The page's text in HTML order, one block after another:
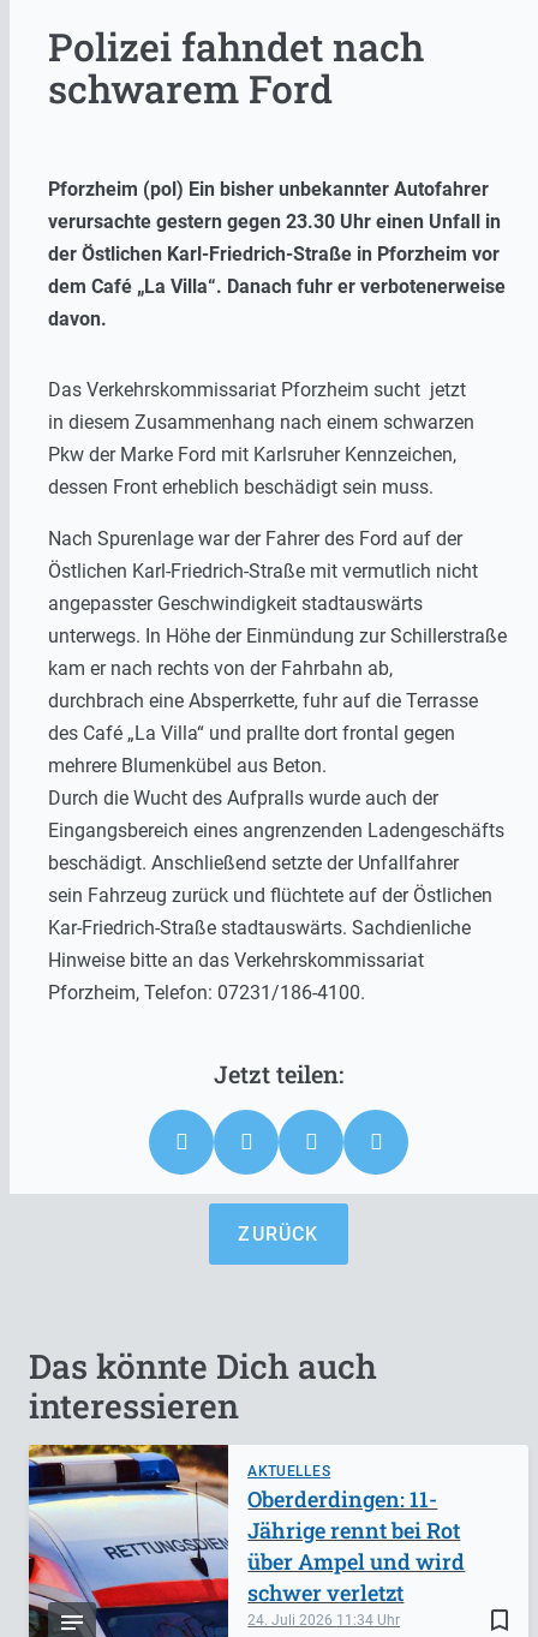
Polizei fahndet nach
schwarem Ford
Pforzheim (pol) Ein bisher unbekannter Autofahrer
verursachte gestern gegen 23.30 Uhr einen Unfall in
der Östlichen Karl-Friedrich-Straße in Pforzheim vor
dem Café „La Villa“. Danach fuhr er verbotenerweise
davon.
Das Verkehrskommissariat Pforzheim sucht jetzt
in diesem Zusammenhang nach einem schwarzen
Pkw der Marke Ford mit Karlsruher Kennzeichen,
dessen Front erheblich beschädigt sein muss.
Nach Spurenlage war der Fahrer des Ford auf der
Östlichen Karl-Friedrich-Straße mit vermutlich nicht
angepasster Geschwindigkeit stadtauswärts
unterwegs. In Höhe der Einmündung zur Schillerstraße
kam er nach rechts von der Fahrbahn ab,
durchbrach eine Absperrkette, fuhr auf die Terrasse
des Café „La Villa“ und prallte dort frontal gegen
mehrere Blumenkübel aus Beton.
Durch die Wucht des Aufpralls wurde auch der
Eingangsbereich eines angrenzenden Ladengeschäfts
beschädigt. Anschließend setzte der Unfallfahrer
sein Fahrzeug zurück und flüchtete auf der Östlichen
Kar-Friedrich-Straße stadtauswärts. Sachdienliche
Hinweise bitte an das Verkehrskommissariat
Pforzheim, Telefon: 07231/186-4100.
ZURÜCK
Das könnte Dich auch
interessieren
AKTUELLES
bookmark_border
24. Juli 2026 11:34
Oberderdingen: 11-
Jährige rennt bei Rot
über Ampel und wird
schwer verletzt